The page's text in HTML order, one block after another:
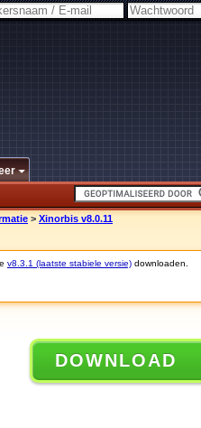
> Xinorbis v8.0.11
v8.3.1 (laatste stabiele versie) downloaden.
DOWNLOAD